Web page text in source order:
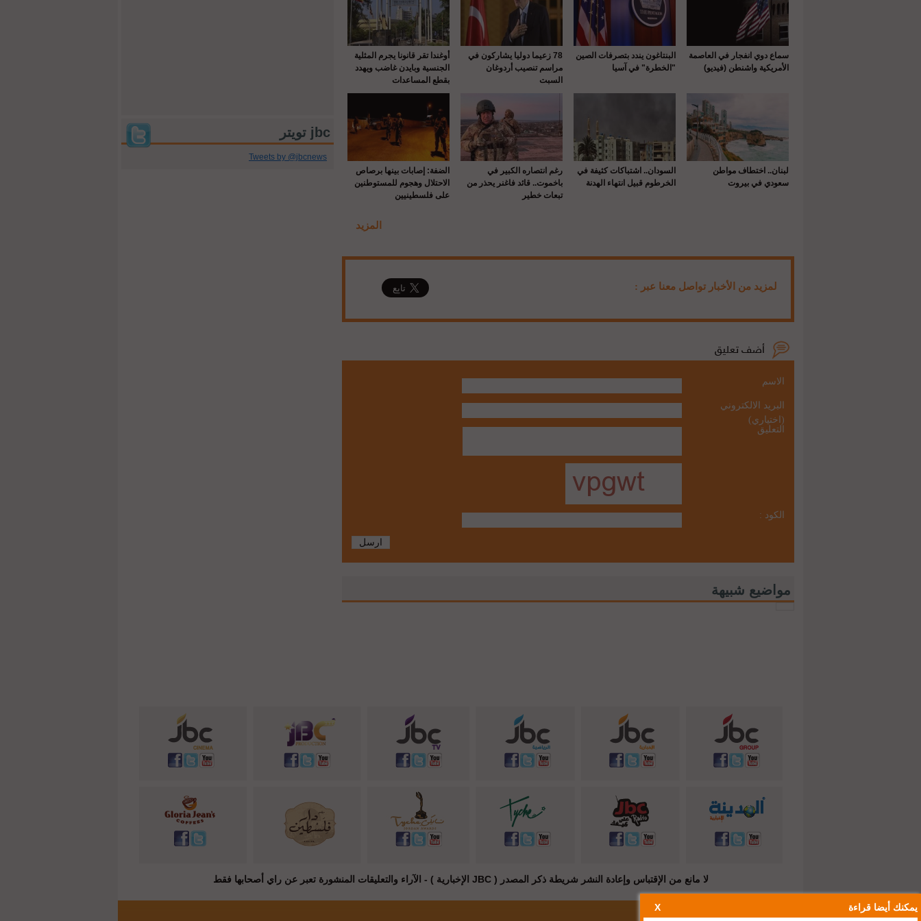
jbc تويتر
Tweets by @jbcnews
سماع دوي انفجار في العاصمة
الأمريكية واشنطن (فيديو)
البنتاغون يندد بتصرفات الصين
"الخطرة" في آسيا
78 زعيما دوليا يشاركون في
مراسم تنصيب أردوغان
السبت
أوغندا تقر قانونا يجرم المثلية
الجنسية وبايدن غاضب ويهدد
بقطع المساعدات
لبنان.. اختطاف مواطن
سعودي في بيروت
السودان.. اشتباكات كثيفة في
الخرطوم قبيل انتهاء الهدنة
رغم انتصاره الكبير في
باخموت.. قائد فاغنر يحذر من
تبعات خطير
الضفة: إصابات بينها برصاص
الاحتلال وهجوم للمستوطنين
على فلسطينيين
المزيد
لمزيد من الأخبار تواصل معنا عبر :
الاسم
البريد الالكتروني
(اختياري)
التعليق
الكود :
مواضيع شبيهة
يمكنك أيضا قراءة X
لا مانع من الإقتباس وإعادة النشر شريطة ذكر المصدر ( JBC الإخبارية ) - الآراء والتعليقات المنشورة تعبر عن راي أصحابها فقط